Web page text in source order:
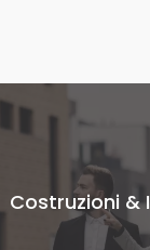
Costruzioni &